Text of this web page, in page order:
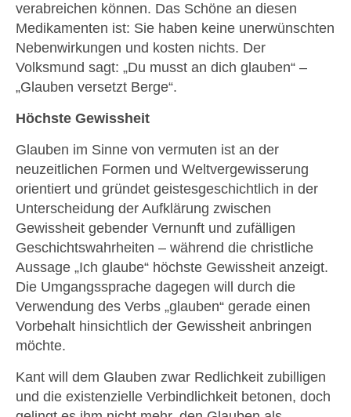
verabreichen können. Das Schöne an diesen
Medikamenten ist: Sie haben keine unerwünschten
Nebenwirkungen und kosten nichts. Der
Volksmund sagt: „Du musst an dich glauben“ –
„Glauben versetzt Berge“.
Höchste Gewissheit
Glauben im Sinne von vermuten ist an der
neuzeitlichen Formen und Weltvergewisserung
orientiert und gründet geistesgeschichtlich in der
Unterscheidung der Aufklärung zwischen
Gewissheit gebender Vernunft und zufälligen
Geschichtswahrheiten – während die christliche
Aussage „Ich glaube“ höchste Gewissheit anzeigt.
Die Umgangssprache dagegen will durch die
Verwendung des Verbs „glauben“ gerade einen
Vorbehalt hinsichtlich der Gewissheit anbringen
möchte.
Kant will dem Glauben zwar Redlichkeit zubilligen
und die existenzielle Verbindlichkeit betonen, doch